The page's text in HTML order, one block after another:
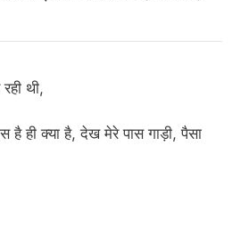
थी,
ही क्या है, देख मेरे पास गाड़ी, पैसा